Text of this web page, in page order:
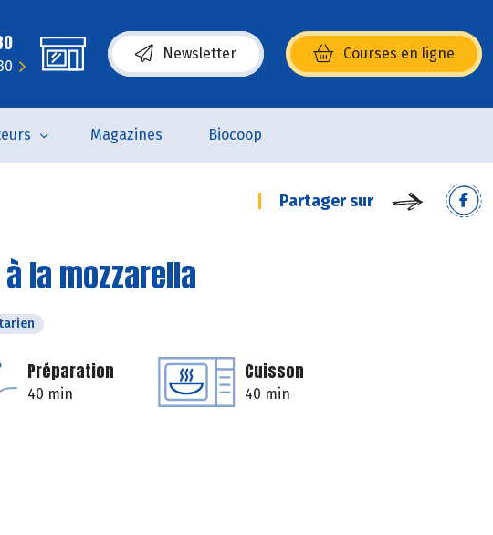
Newsletter Courses en ligne
(s’ouvre dans une nouvelle fenêtre)
Magazines Biocoop
Partager sur
la mozzarella
Préparation
40 min
Cuisson
40 min